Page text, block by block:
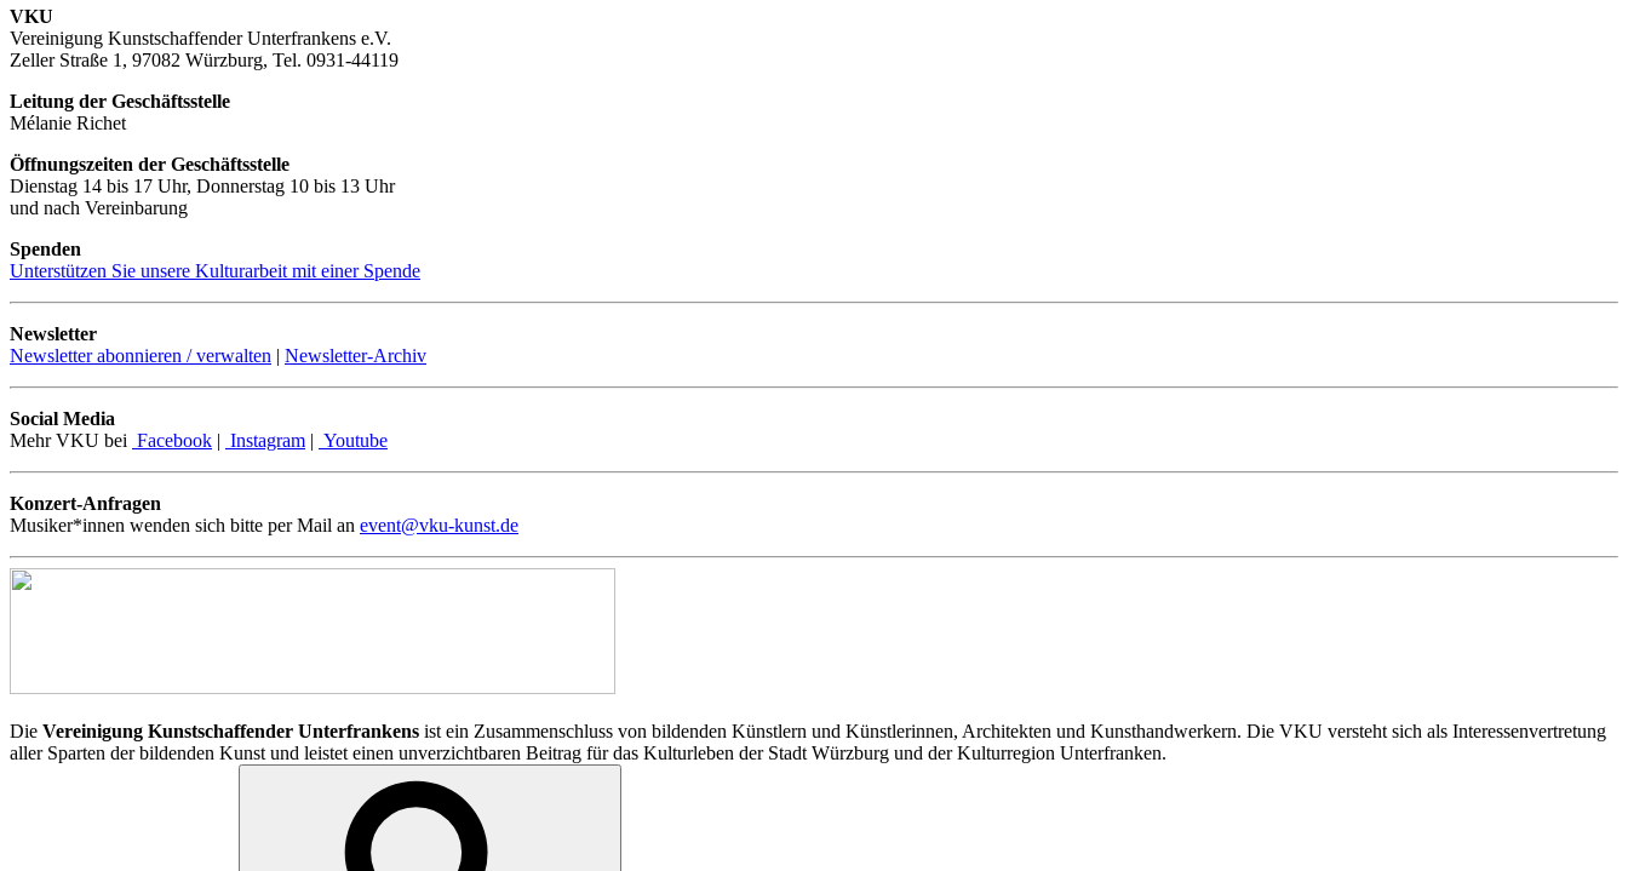
VKU
Vereinigung Kunstschaffender Unterfrankens e.V.
Zeller Straße 1, 97082 Würzburg, Tel. 0931-44119
Leitung der Geschäftsstelle
Mélanie Richet
Öffnungszeiten der Geschäftsstelle
Dienstag 14 bis 17 Uhr, Donnerstag 10 bis 13 Uhr
und nach Vereinbarung
Spenden
Unterstützen Sie unsere Kulturarbeit mit einer Spende
Newsletter
Newsletter abonnieren / verwalten | Newsletter-Archiv
Social Media
Mehr VKU bei Facebook | Instagram | Youtube
Konzert-Anfragen
Musiker*innen wenden sich bitte per Mail an event@vku-kunst.de
Die Vereinigung Kunstschaffender Unterfrankens ist ein Zusammenschluss von bildenden Künstlern und Künstlerinnen, Architekten und Kunsthandwerkern. Die VKU versteht sich als Interessenvertretung
aller Sparten der bildenden Kunst und leistet einen unverzichtbaren Beitrag für das Kulturleben der Stadt Würzburg und der Kulturregion Unterfranken.